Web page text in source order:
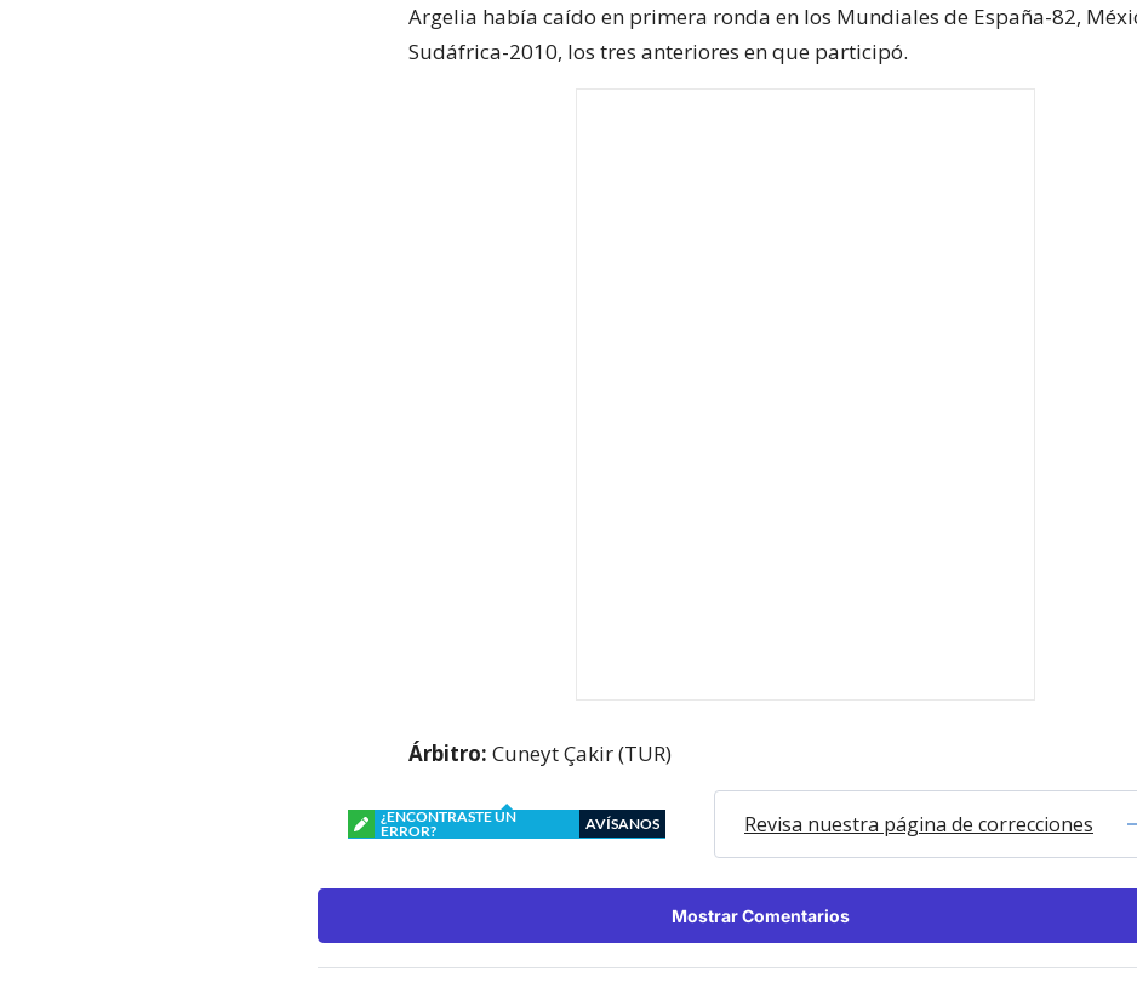
Argelia había caído en primera ronda en los Mundiales de España-82,
Sudáfrica-2010, los tres anteriores en que participó.
Árbitro: Cuneyt Çakir (TUR)
¿ENCONTRASTE UN
ERROR?
AVÍSANOS Revisa nuestra página de correcciones
Mostrar Comentarios